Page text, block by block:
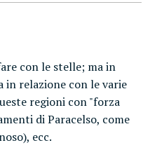
con le stelle; ma in
in relazione con le varie
regioni con "forza
di Paracelso, come
ecc.